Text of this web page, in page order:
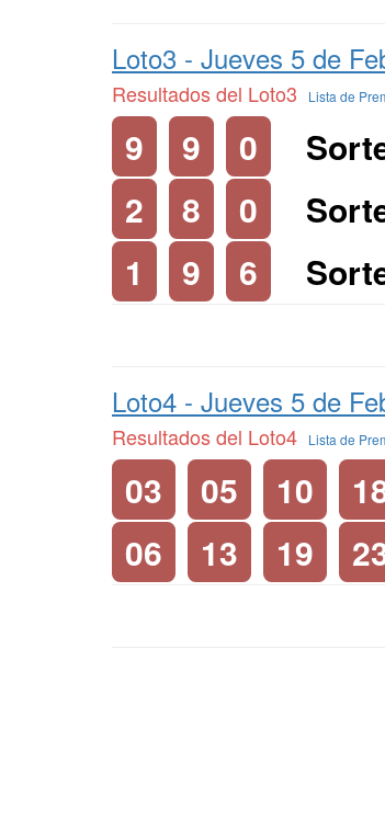
Loto3 - Jueves 5 de
Resultados del Loto3 Lista de
9 9 0
2
8 0
1
9 6
Loto4 - Jueves 5 de
Resultados del Loto4 Lista de
03 05 10
06
13 19